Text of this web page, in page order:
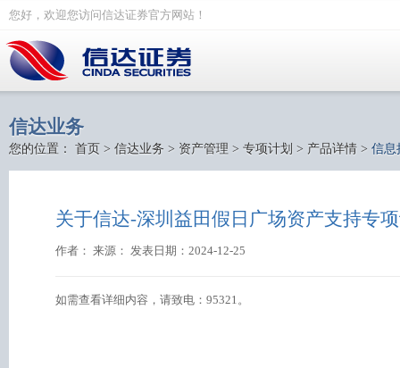
您好，欢迎您访问信达证券官方网站！
信达业务
您的位置： 首页 > 信达业务 > 资产管理 > 专项计划 > 产品详情 > 信息
关于信达-深圳益田假日广场资产支持专
作者： 来源： 发表日期：2024-12-25
如需查看详细内容，请致电：95321。